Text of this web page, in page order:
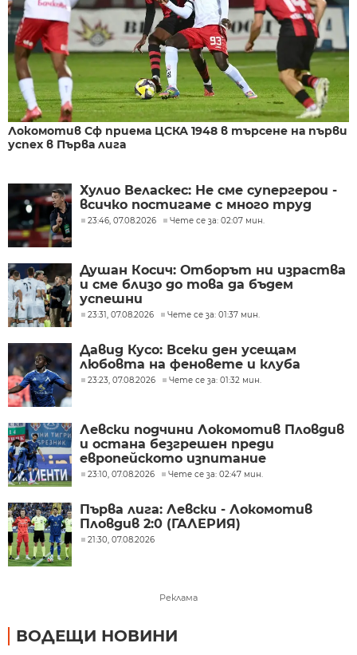
Локомотив Сф приема ЦСКА 1948 в търсене на първи
успех в Първа лига
Хулио Веласкес: Не сме супергерои -
всичко постигаме с много труд
23:46, 07.08.2026 Чете се за: 02:07 мин.
Душан Косич: Отборът ни израства
и сме близо до това да бъдем
успешни
23:31, 07.08.2026 Чете се за: 01:37 мин.
Давид Кусо: Всеки ден усещам
любовта на феновете и клуба
23:23, 07.08.2026 Чете се за: 01:32 мин.
Левски подчини Локомотив Пловдив
и остана безгрешен преди
европейското изпитание
23:10, 07.08.2026 Чете се за: 02:47 мин.
Първа лига: Левски - Локомотив
Пловдив 2:0 (ГАЛЕРИЯ)
21:30, 07.08.2026
Реклама
ВОДЕЩИ НОВИНИ